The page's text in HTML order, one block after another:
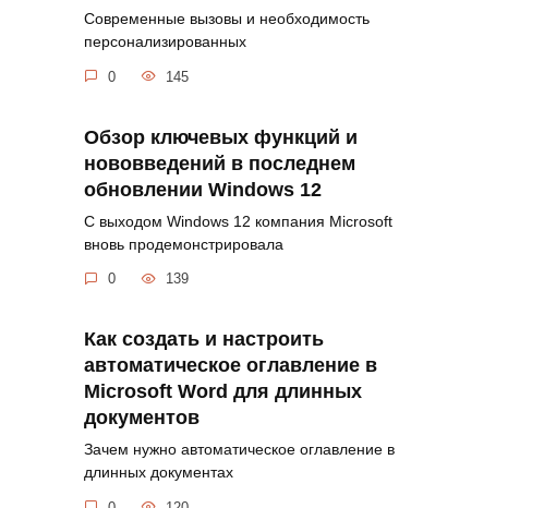
Современные вызовы и необходимость
персонализированных
0 145
Обзор ключевых функций и
нововведений в последнем
обновлении Windows 12
С выходом Windows 12 компания Microsoft
вновь продемонстрировала
0 139
Как создать и настроить
автоматическое оглавление в
Microsoft Word для длинных
документов
Зачем нужно автоматическое оглавление в
длинных документах